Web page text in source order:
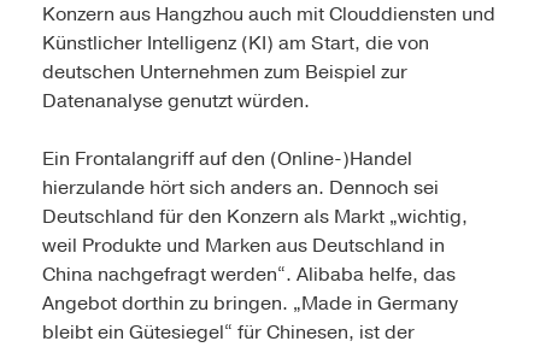
Konzern aus Hangzhou auch mit Clouddiensten und
Künstlicher Intelligenz (KI) am Start, die von
deutschen Unternehmen zum Beispiel zur
Datenanalyse genutzt würden.
Ein Frontalangriff auf den (Online-)Handel
hierzulande hört sich anders an. Dennoch sei
Deutschland für den Konzern als Markt „wichtig,
weil Produkte und Marken aus Deutschland in
China nachgefragt werden“. Alibaba helfe, das
Angebot dorthin zu bringen. „Made in Germany
bleibt ein Gütesiegel“ für Chinesen, ist der